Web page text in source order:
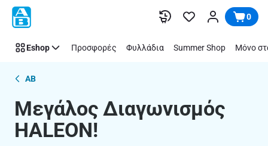
Παράλειψη
Μεγάλος
Διαγωνισμός
0
Eshop Προσφορές Φυλλάδια Summer Shop Μόνο
AB
Μεγάλος Διαγωνισμός
HALEON!